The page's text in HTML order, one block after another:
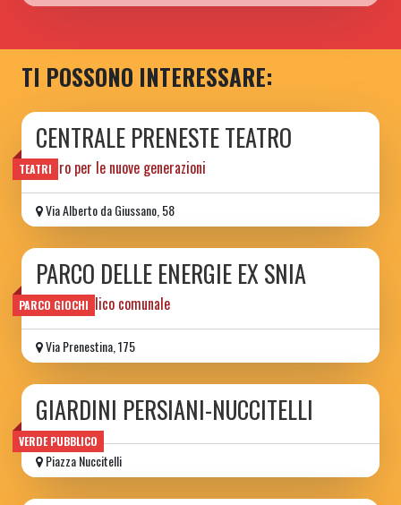
TI POSSONO INTERESSARE:
TEATRI
CENTRALE PRENESTE TEATRO
teatro per le nuove generazioni
Via Alberto da Giussano, 58
PARCO GIOCHI
PARCO DELLE ENERGIE EX SNIA
parco pubblico comunale
Via Prenestina, 175
VERDE PUBBLICO
GIARDINI PERSIANI-NUCCITELLI
Piazza Nuccitelli